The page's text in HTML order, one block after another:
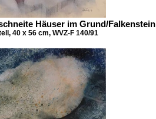
Häuser im Grund/Falkenstein
40 x 56 cm, WVZ-F 140/91